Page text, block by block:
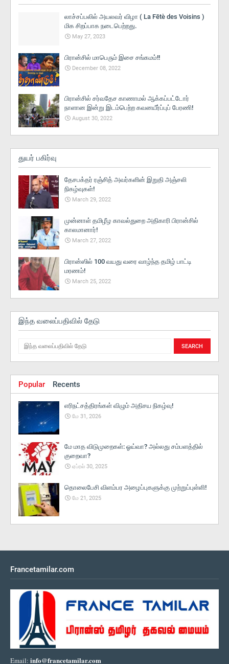
லாச்சப்பலில் அயலவர் விழா ( La Fētè des Voisins )
மிக சிறப்பாக நடைபெற்றது.
May 27, 2023
பிரான்சில் மாபெரும் இசை சங்கமம்!!
December 08, 2022
பிரான்சில் சர்வதேச காணாமல் ஆக்கப்பட்டோர்
நாளான இன்று இடம்பெற்ற கவனயீர்ப்புப் பேரணி!
August 30, 2022
துயர் பகிர்வு
தேசபக்தர் ரஞ்சித் அவர்களின் இறுதி அஞ்சலி
நிகழ்வுகள்!
March 29, 2022
முன்னாள் தமிழீழ காவல்துறை அதிகாரி பிரான்சில்
காலமானார்!
March 27, 2022
பிரான்ஸில் 100 வயது வரை வாழ்ந்த தமிழ் பாட்டி
மரணம்!
March 25, 2022
இந்த வலைப்பதிவில் தேடு
Popular Recents
எரிநட்சத்திரங்கள் விழும் அதிசய நிகழ்வு!
மே 31, 2026
மே மாத விடுமுறைகள்: ஓய்வா? அல்லது சம்பளத்தில்
குறைவா?
ஏப்ரல் 30, 2025
தொலைபேசி விளம்பர அழைப்புகளுக்கு முற்றுப்புள்ளி!
மே 21, 2025
Francetamilar.com
Email: info@francetamilar.com